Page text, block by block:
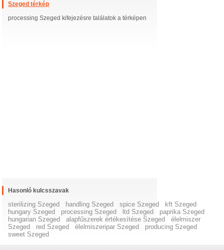
Szeged térkép
processing Szeged kifejezésre találatok a térképen
Hasonló kulcsszavak
sterilizing Szeged handling Szeged spice Szeged
kft Szeged
hungary Szeged
processing Szeged ltd Szeged
paprika Szeged
hungarian Szeged
alapfűszerek értékesítése Szeged
élelmiszer
Szeged
red Szeged élelmiszeripar Szeged
producing Szeged
sweet Szeged